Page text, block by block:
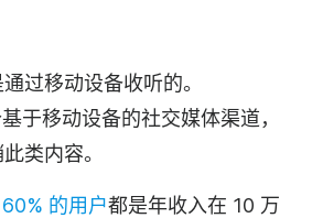
通过移动设备收听的。
于移动设备的社交媒体渠道，
类内容。
的用户都是年收入在 10 万